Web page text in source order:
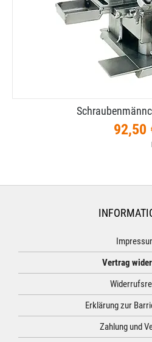
92,50
Vertrag
Erklärung zur
Zahlung und